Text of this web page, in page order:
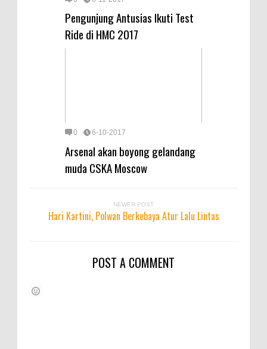
Pengunjung Antusias Ikuti Test
Ride di HMC 2017
0 6-10-2017
Arsenal akan boyong gelandang
muda CSKA Moscow
NEWER POST
Hari Kartini, Polwan Berkebaya Atur Lalu Lintas
POST A COMMENT